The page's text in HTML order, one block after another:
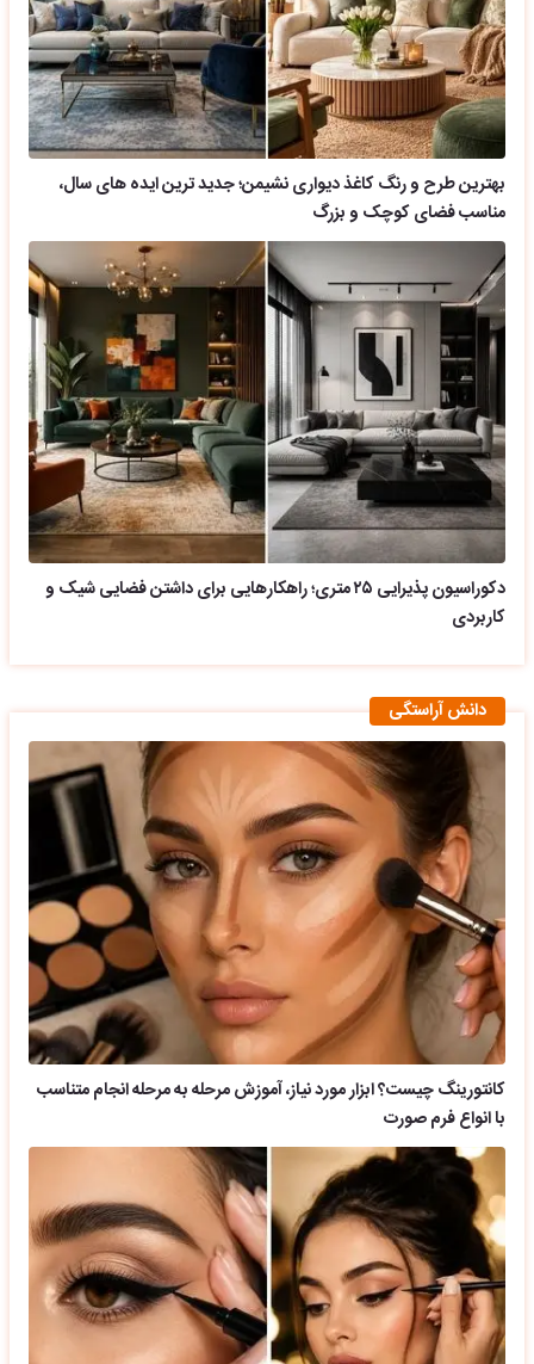
بهترین طرح و رنگ کاغذ دیواری نشیمن؛ جدید ترین ایده های سال،
مناسب فضای کوچک و بزرگ
دکوراسیون پذیرایی ۲۵ متری؛ راهکارهایی برای داشتن فضایی شیک و
کاربردی
دانش آراستگی
کانتورینگ چیست؟ ابزار مورد نیاز، آموزش مرحله به مرحله انجام متناسب
با انواع فرم صورت